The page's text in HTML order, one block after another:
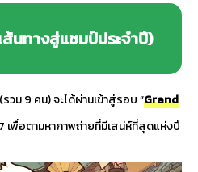
นทางสู่แชมป์ประจำปี)
ม 9 คน) จะได้ผ่านเข้าสู่รอบ “Grand
เพื่อตามหาภาพถ่ายที่มีเสน่ห์ที่สุดแห่งปี